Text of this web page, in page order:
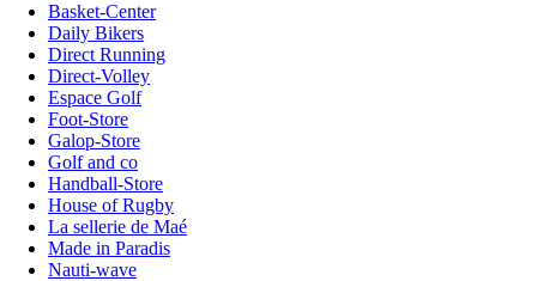
Basket-Center
Daily Bikers
Direct Running
Direct-Volley
Espace Golf
Foot-Store
Galop-Store
Golf and co
Handball-Store
House of Rugby
La sellerie de Maé
Made in Paradis
Nauti-wave